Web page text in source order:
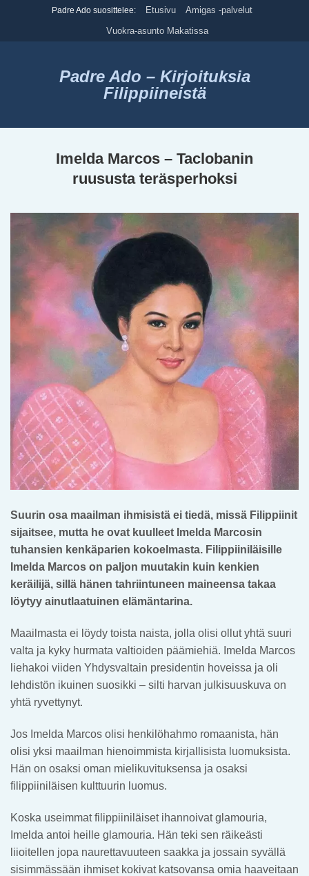
Padre Ado suosittelee: Etusivu
Amigas -palvelut
Vuokra-asunto Makatissa
Padre Ado – Kirjoituksia
Filippiineistä
Imelda Marcos – Taclobanin
ruususta teräsperhoksi
Suurin osa maailman ihmisistä ei tiedä, missä Filippiinit
sijaitsee, mutta he ovat kuulleet Imelda Marcosin
tuhansien kenkäparien kokoelmasta. Filippiiniläisille
Imelda Marcos on paljon muutakin kuin kenkien
keräilijä, sillä hänen tahriintuneen maineensa takaa
löytyy ainutlaatuinen elämäntarina.
Maailmasta ei löydy toista naista, jolla olisi ollut yhtä suuri
valta ja kyky hurmata valtioiden päämiehiä. Imelda Marcos
liehakoi viiden Yhdysvaltain presidentin hoveissa ja oli
lehdistön ikuinen suosikki – silti harvan julkisuuskuva on
yhtä ryvettynyt.
Jos Imelda Marcos olisi henkilöhahmo romaanista, hän
olisi yksi maailman hienoimmista kirjallisista luomuksista.
Hän on osaksi oman mielikuvituksensa ja osaksi
filippiiniläisen kulttuurin luomus.
Koska useimmat filippiiniläiset ihannoivat glamouria,
Imelda antoi heille glamouria. Hän teki sen räikeästi
liioitellen jopa naurettavuuteen saakka ja jossain syvällä
sisimmässään ihmiset kokivat katsovansa omia haaveitaan